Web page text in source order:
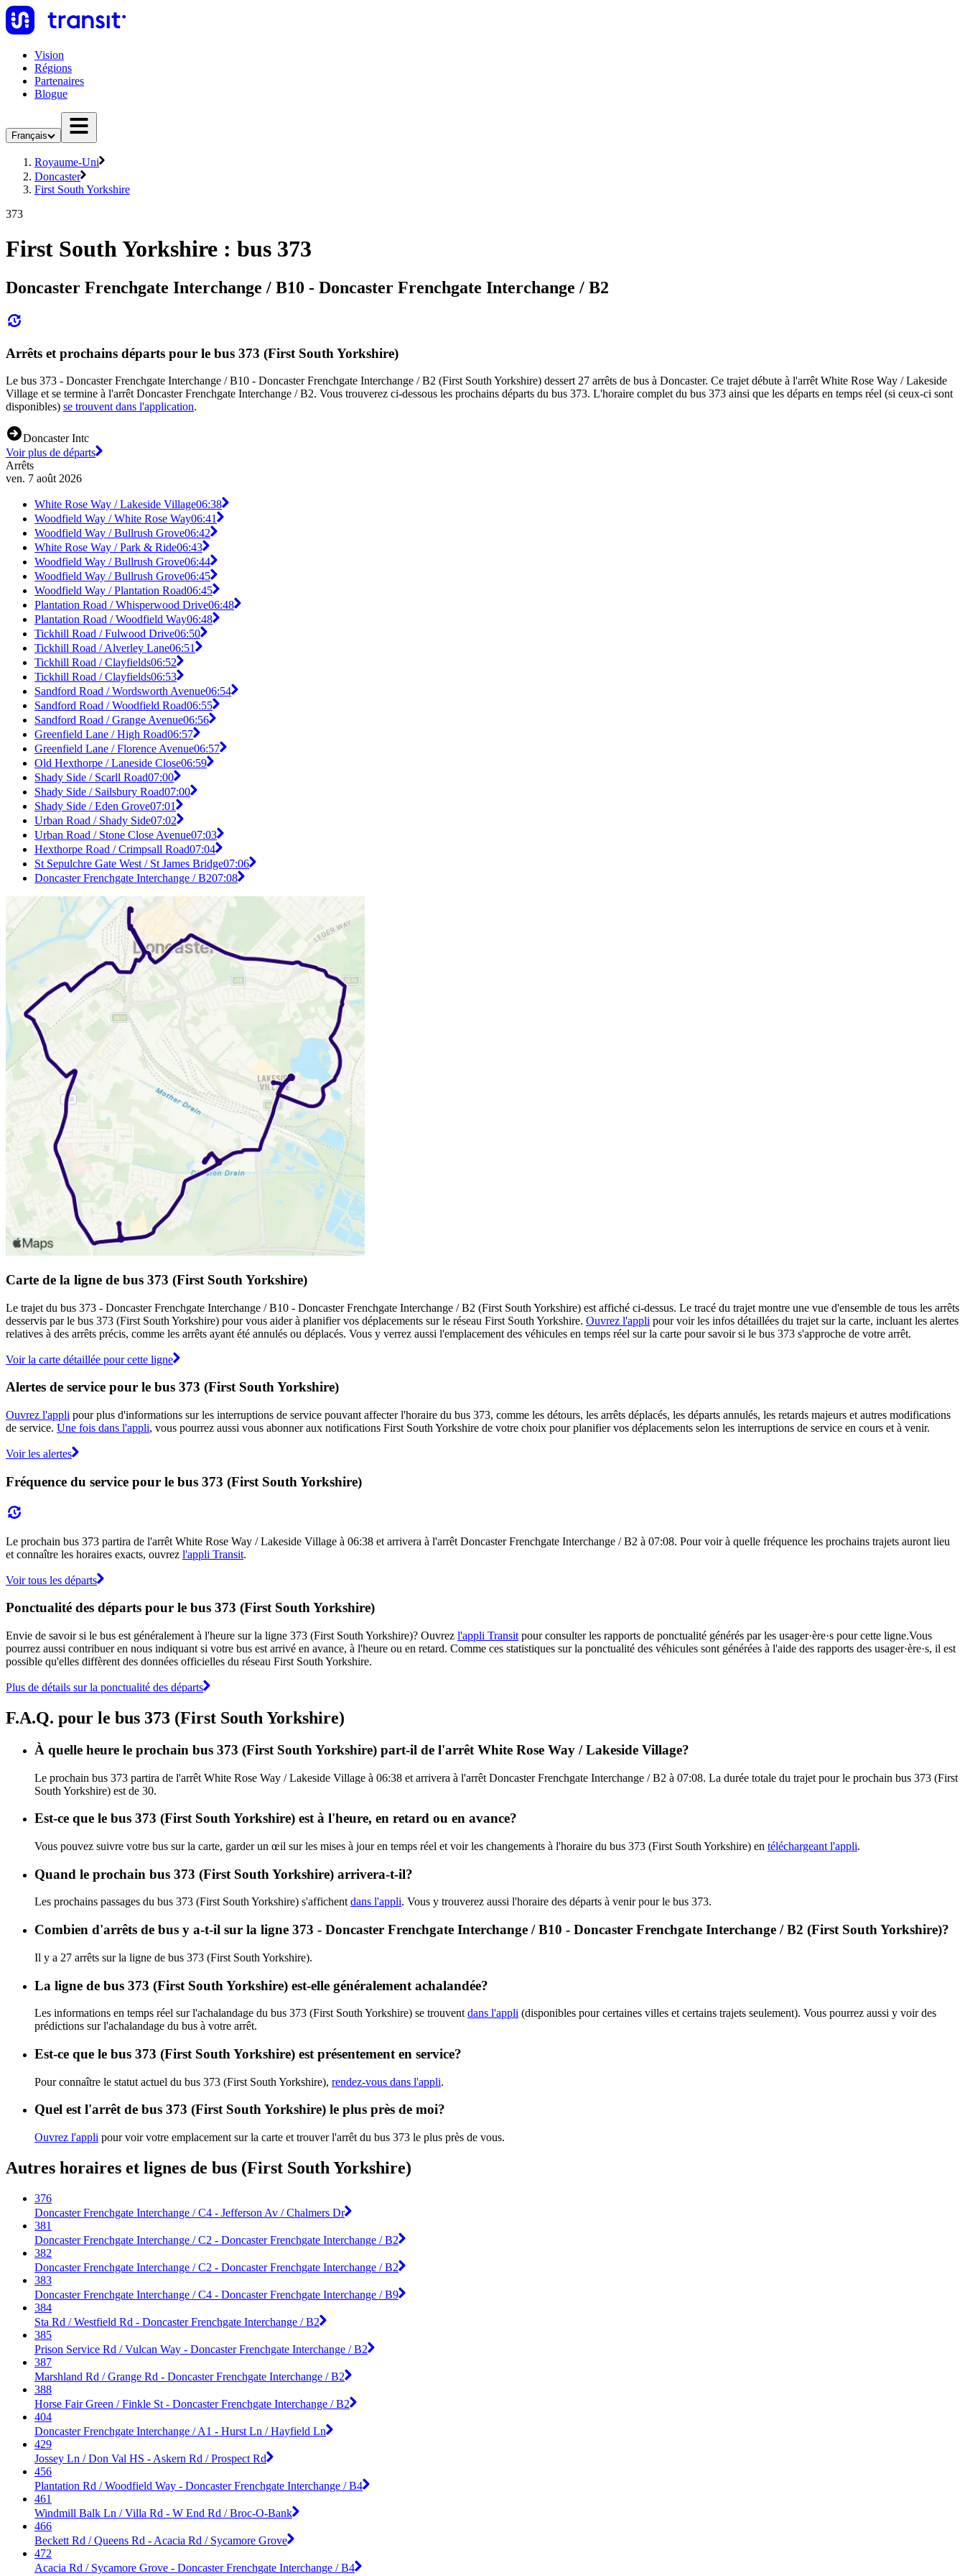
Vision
Régions
Partenaires
Blogue
Français
Royaume-Uni
Doncaster
First South Yorkshire
373
First South Yorkshire : bus 373
Doncaster Frenchgate Interchange / B10 - Doncaster Frenchgate Interchange / B2
Arrêts et prochains départs pour le bus 373 (First South Yorkshire)
Le bus 373 - Doncaster Frenchgate Interchange / B10 - Doncaster Frenchgate Interchange / B2 (First South Yorkshire) dessert 27 arrêts de bus à Doncaster. Ce trajet débute à l'arrêt White Rose Way / Lakeside
Village et se termine à l'arrêt Doncaster Frenchgate Interchange / B2. Vous trouverez ci-dessous les prochains départs du bus 373. L'horaire complet du bus 373 ainsi que les départs en temps réel (si ceux-ci sont
disponibles) se trouvent dans l'application.
Doncaster Intc
Voir plus de départs
Arrêts
ven. 7 août 2026
White Rose Way / Lakeside Village06:38
Woodfield Way / White Rose Way06:41
Woodfield Way / Bullrush Grove06:42
White Rose Way / Park & Ride06:43
Woodfield Way / Bullrush Grove06:44
Woodfield Way / Bullrush Grove06:45
Woodfield Way / Plantation Road06:45
Plantation Road / Whisperwood Drive06:48
Plantation Road / Woodfield Way06:48
Tickhill Road / Fulwood Drive06:50
Tickhill Road / Alverley Lane06:51
Tickhill Road / Clayfields06:52
Tickhill Road / Clayfields06:53
Sandford Road / Wordsworth Avenue06:54
Sandford Road / Woodfield Road06:55
Sandford Road / Grange Avenue06:56
Greenfield Lane / High Road06:57
Greenfield Lane / Florence Avenue06:57
Old Hexthorpe / Laneside Close06:59
Shady Side / Scarll Road07:00
Shady Side / Sailsbury Road07:00
Shady Side / Eden Grove07:01
Urban Road / Shady Side07:02
Urban Road / Stone Close Avenue07:03
Hexthorpe Road / Crimpsall Road07:04
St Sepulchre Gate West / St James Bridge07:06
Doncaster Frenchgate Interchange / B207:08
Carte de la ligne de bus 373 (First South Yorkshire)
Le trajet du bus 373 - Doncaster Frenchgate Interchange / B10 - Doncaster Frenchgate Interchange / B2 (First South Yorkshire) est affiché ci-dessus. Le tracé du trajet montre une vue d'ensemble de tous les arrêts
desservis par le bus 373 (First South Yorkshire) pour vous aider à planifier vos déplacements sur le réseau First South Yorkshire. Ouvrez l'appli pour voir les infos détaillées du trajet sur la carte, incluant les alertes
relatives à des arrêts précis, comme les arrêts ayant été annulés ou déplacés. Vous y verrez aussi l'emplacement des véhicules en temps réel sur la carte pour savoir si le bus 373 s'approche de votre arrêt.
Voir la carte détaillée pour cette ligne
Alertes de service pour le bus 373 (First South Yorkshire)
Ouvrez l'appli pour plus d'informations sur les interruptions de service pouvant affecter l'horaire du bus 373, comme les détours, les arrêts déplacés, les départs annulés, les retards majeurs et autres modifications
de service. Une fois dans l'appli, vous pourrez aussi vous abonner aux notifications First South Yorkshire de votre choix pour planifier vos déplacements selon les interruptions de service en cours et à venir.
Voir les alertes
Fréquence du service pour le bus 373 (First South Yorkshire)
Le prochain bus 373 partira de l'arrêt White Rose Way / Lakeside Village à 06:38 et arrivera à l'arrêt Doncaster Frenchgate Interchange / B2 à 07:08. Pour voir à quelle fréquence les prochains trajets auront lieu
et connaître les horaires exacts, ouvrez l'appli Transit.
Voir tous les départs
Ponctualité des départs pour le bus 373 (First South Yorkshire)
Envie de savoir si le bus est généralement à l'heure sur la ligne 373 (First South Yorkshire)? Ouvrez l'appli Transit pour consulter les rapports de ponctualité générés par les usager·ère·s pour cette ligne.Vous
pourrez aussi contribuer en nous indiquant si votre bus est arrivé en avance, à l'heure ou en retard. Comme ces statistiques sur la ponctualité des véhicules sont générées à l'aide des rapports des usager·ère·s, il est
possible qu'elles diffèrent des données officielles du réseau First South Yorkshire.
Plus de détails sur la ponctualité des départs
F.A.Q. pour le bus 373 (First South Yorkshire)
À quelle heure le prochain bus 373 (First South Yorkshire) part-il de l'arrêt White Rose Way / Lakeside Village?
Le prochain bus 373 partira de l'arrêt White Rose Way / Lakeside Village à 06:38 et arrivera à l'arrêt Doncaster Frenchgate Interchange / B2 à 07:08. La durée totale du trajet pour le prochain bus 373 (First
South Yorkshire) est de 30.
Est-ce que le bus 373 (First South Yorkshire) est à l'heure, en retard ou en avance?
Vous pouvez suivre votre bus sur la carte, garder un œil sur les mises à jour en temps réel et voir les changements à l'horaire du bus 373 (First South Yorkshire) en téléchargeant l'appli.
Quand le prochain bus 373 (First South Yorkshire) arrivera-t-il?
Les prochains passages du bus 373 (First South Yorkshire) s'affichent dans l'appli. Vous y trouverez aussi l'horaire des départs à venir pour le bus 373.
Combien d'arrêts de bus y a-t-il sur la ligne 373 - Doncaster Frenchgate Interchange / B10 - Doncaster Frenchgate Interchange / B2 (First South Yorkshire)?
Il y a 27 arrêts sur la ligne de bus 373 (First South Yorkshire).
La ligne de bus 373 (First South Yorkshire) est-elle généralement achalandée?
Les informations en temps réel sur l'achalandage du bus 373 (First South Yorkshire) se trouvent dans l'appli (disponibles pour certaines villes et certains trajets seulement). Vous pourrez aussi y voir des
prédictions sur l'achalandage du bus à votre arrêt.
Est-ce que le bus 373 (First South Yorkshire) est présentement en service?
Pour connaître le statut actuel du bus 373 (First South Yorkshire), rendez-vous dans l'appli.
Quel est l'arrêt de bus 373 (First South Yorkshire) le plus près de moi?
Ouvrez l'appli pour voir votre emplacement sur la carte et trouver l'arrêt du bus 373 le plus près de vous.
Autres horaires et lignes de bus (First South Yorkshire)
376
Doncaster Frenchgate Interchange / C4 - Jefferson Av / Chalmers Dr
381
Doncaster Frenchgate Interchange / C2 - Doncaster Frenchgate Interchange / B2
382
Doncaster Frenchgate Interchange / C2 - Doncaster Frenchgate Interchange / B2
383
Doncaster Frenchgate Interchange / C4 - Doncaster Frenchgate Interchange / B9
384
Sta Rd / Westfield Rd - Doncaster Frenchgate Interchange / B2
385
Prison Service Rd / Vulcan Way - Doncaster Frenchgate Interchange / B2
387
Marshland Rd / Grange Rd - Doncaster Frenchgate Interchange / B2
388
Horse Fair Green / Finkle St - Doncaster Frenchgate Interchange / B2
404
Doncaster Frenchgate Interchange / A1 - Hurst Ln / Hayfield Ln
429
Jossey Ln / Don Val HS - Askern Rd / Prospect Rd
456
Plantation Rd / Woodfield Way - Doncaster Frenchgate Interchange / B4
461
Windmill Balk Ln / Villa Rd - W End Rd / Broc-O-Bank
466
Beckett Rd / Queens Rd - Acacia Rd / Sycamore Grove
472
Acacia Rd / Sycamore Grove - Doncaster Frenchgate Interchange / B4